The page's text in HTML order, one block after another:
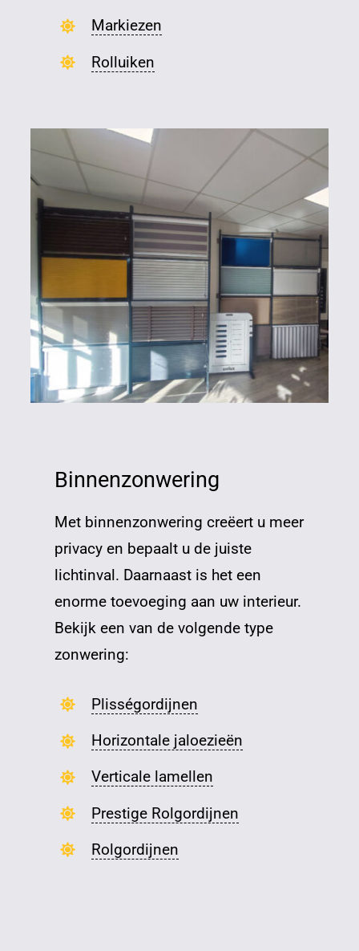
Markiezen
Rolluiken
Binnenzonwering
Met binnenzonwering creëert u meer
privacy en bepaalt u de juiste
lichtinval. Daarnaast is het een
enorme toevoeging aan uw interieur.
Bekijk een van de volgende type
zonwering:
Plisségordijnen
Horizontale jaloezieën
Verticale lamellen
Prestige Rolgordijnen
Rolgordijnen